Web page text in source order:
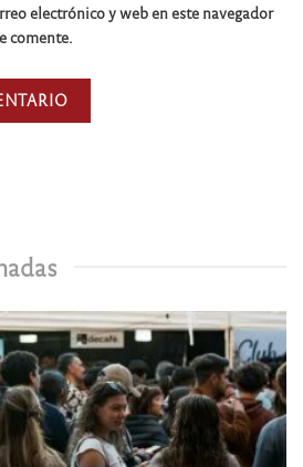
electrónico y web en este navegador
comente.